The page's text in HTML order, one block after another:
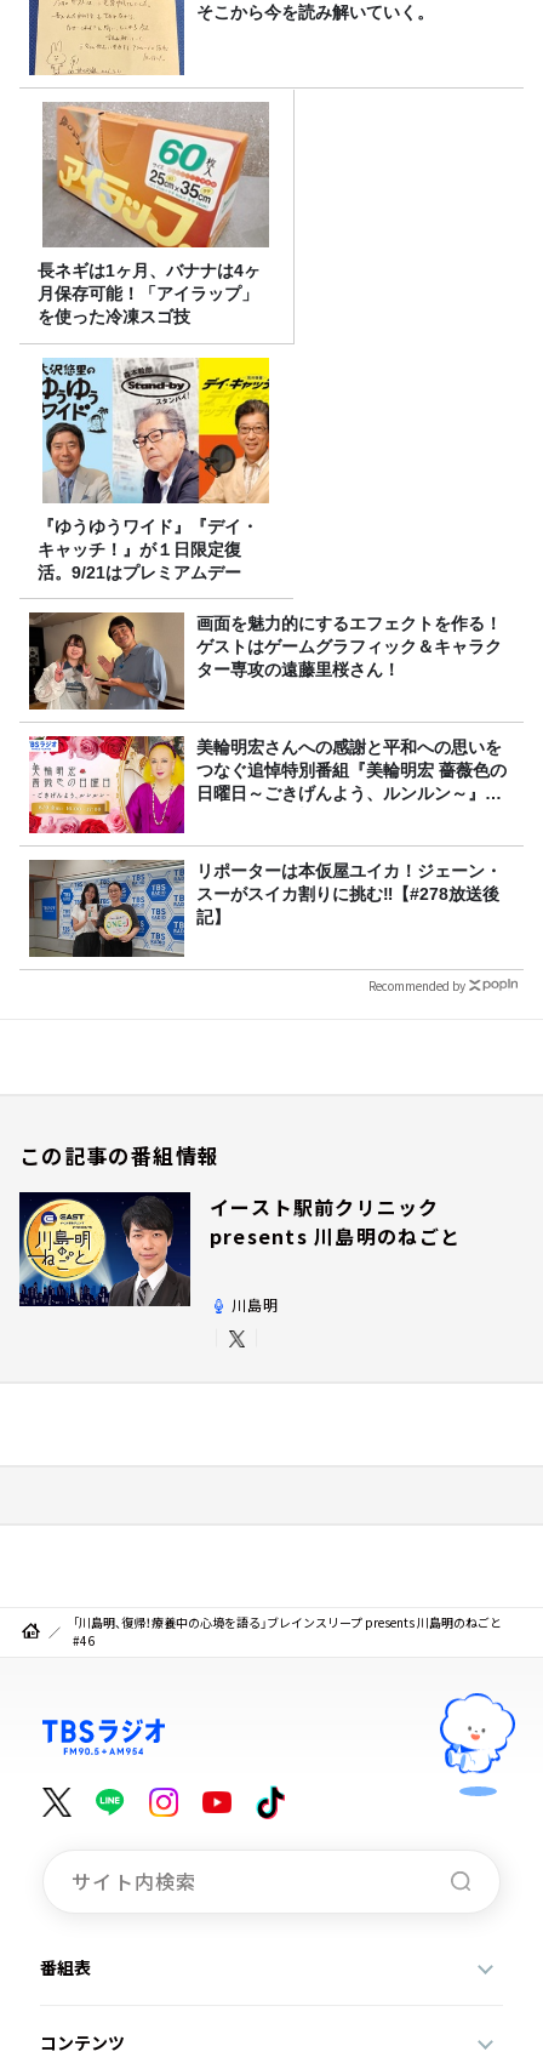
そこから今を読み解いていく。
長ネギは1ヶ月、バナナは4ヶ
月保存可能！「アイラップ」
を使った冷凍スゴ技
『ゆうゆうワイド』『デイ・
キャッチ！』が１日限定復
活。9/21はプレミアムデー
画面を魅力的にするエフェクトを作る！
ゲストはゲームグラフィック＆キャラク
ター専攻の遠藤里桜さん！
美輪明宏さんへの感謝と平和への思いを
つなぐ追悼特別番組『美輪明宏 薔薇色の
日曜日～ごきげんよう、ルンルン～』
リポーターは本仮屋ユイカ！ジェーン・
スーがスイカ割りに挑む‼【#278放送後
記】
Recommended by
この記事の番組情報
イースト駅前クリニック
presents 川島明のねごと
川島明
「川島明、復帰！療養中の心境を語る」ブレインスリープ presents 川島明のねごと
#46
番組表
コンテンツ